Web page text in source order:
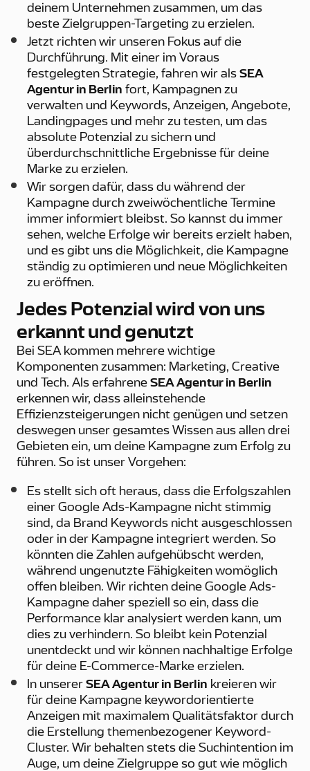
deinem Unternehmen zusammen, um das
beste Zielgruppen-Targeting zu erzielen.
Jetzt richten wir unseren Fokus auf die
Durchführung. Mit einer im Voraus
festgelegten Strategie, fahren wir als SEA
Agentur in Berlin fort, Kampagnen zu
verwalten und Keywords, Anzeigen, Angebote,
Landingpages und mehr zu testen, um das
absolute Potenzial zu sichern und
überdurchschnittliche Ergebnisse für deine
Marke zu erzielen.
Wir sorgen dafür, dass du während der
Kampagne durch zweiwöchentliche Termine
immer informiert bleibst. So kannst du immer
sehen, welche Erfolge wir bereits erzielt haben,
und es gibt uns die Möglichkeit, die Kampagne
ständig zu optimieren und neue Möglichkeiten
zu eröffnen.
Jedes Potenzial wird von uns
erkannt und genutzt
Bei SEA kommen mehrere wichtige
Komponenten zusammen: Marketing, Creative
und Tech. Als erfahrene SEA Agentur in Berlin
erkennen wir, dass alleinstehende
Effizienzsteigerungen nicht genügen und setzen
deswegen unser gesamtes Wissen aus allen drei
Gebieten ein, um deine Kampagne zum Erfolg zu
führen. So ist unser Vorgehen:
Es stellt sich oft heraus, dass die Erfolgszahlen
einer Google Ads-Kampagne nicht stimmig
sind, da Brand Keywords nicht ausgeschlossen
oder in der Kampagne integriert werden. So
könnten die Zahlen aufgehübscht werden,
während ungenutzte Fähigkeiten womöglich
offen bleiben. Wir richten deine Google Ads-
Kampagne daher speziell so ein, dass die
Performance klar analysiert werden kann, um
dies zu verhindern. So bleibt kein Potenzial
unentdeckt und wir können nachhaltige Erfolge
für deine E-Commerce-Marke erzielen.
In unserer SEA Agentur in Berlin kreieren wir
für deine Kampagne keywordorientierte
Anzeigen mit maximalem Qualitätsfaktor durch
die Erstellung themenbezogener Keyword-
Cluster. Wir behalten stets die Suchintention im
Auge, um deine Zielgruppe so gut wie möglich